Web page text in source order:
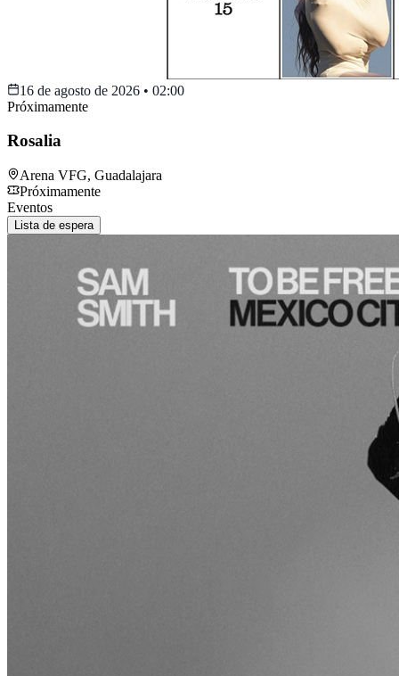
16 de agosto de 2026 • 02:00
Próximamente
Rosalia
Arena VFG, Guadalajara
Próximamente
Eventos
Lista de espera